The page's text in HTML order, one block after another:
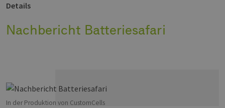
Details
Nachbericht Batteriesafari
In der Produktion von CustomCells